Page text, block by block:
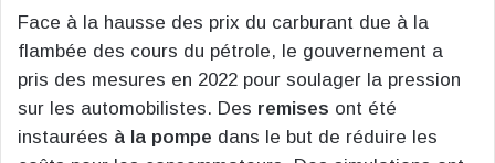
Face à la hausse des prix du carburant due à la
flambée des cours du pétrole, le gouvernement a
pris des mesures en 2022 pour soulager la pression
sur les automobilistes. Des remises ont été
instaurées à la pompe dans le but de réduire les